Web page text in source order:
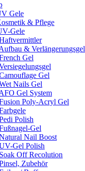
Gele
& Pflege
Gele
& Verlängerungsgel
Gel
Gel
Nails Gel
Gel System
Poly-Acryl Gel
Polish
Gel
Nail Boost
Gel Polish
Off Recolution
Zubehör